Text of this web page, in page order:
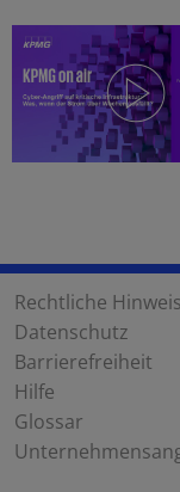
Rechtliche
Datenschutz
Barrierefreiheit
Hilfe
Glossar